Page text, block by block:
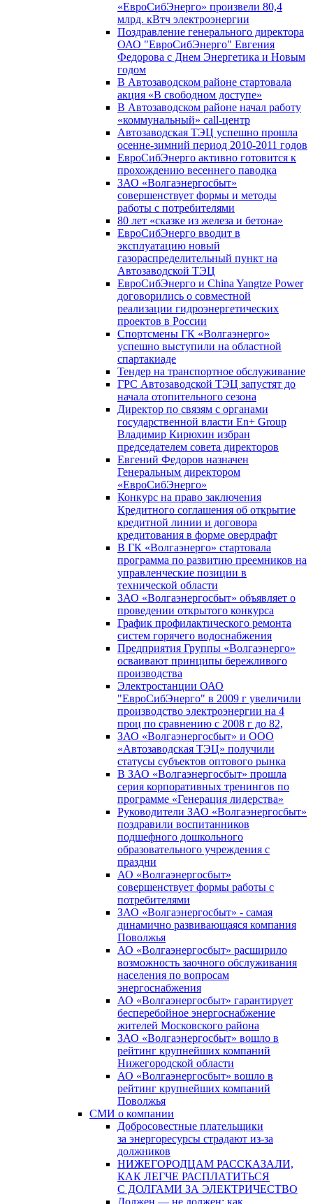
«ЕвроСибЭнерго» произвели 80,4
млрд. кВтч электроэнергии
Поздравление генерального директора
ОАО "ЕвроСибЭнерго" Евгения
Федорова с Днем Энергетика и Новым
годом
В Автозаводском районе стартовала
акция «В свободном доступе»
В Автозаводском районе начал работу
«коммунальный» call-центр
Автозаводская ТЭЦ успешно прошла
осенне-зимний период 2010-2011 годов
ЕвроСибЭнерго активно готовится к
прохождению весеннего паводка
ЗАО «Волгаэнергосбыт»
совершенствует формы и методы
работы с потребителями
80 лет «сказке из железа и бетона»
ЕвроСибЭнерго вводит в
эксплуатацию новый
газораспределительный пункт на
Автозаводской ТЭЦ
ЕвроСибЭнерго и China Yangtze Power
договорились о совместной
реализации гидроэнергетических
проектов в России
Спортсмены ГК «Волгаэнерго»
успешно выступили на областной
спартакиаде
Тендер на транспортное обслуживание
ГРС Автозаводской ТЭЦ запустят до
начала отопительного сезона
Директор по связям с органами
государственной власти En+ Group
Владимир Кирюхин избран
председателем совета директоров
Евгений Федоров назначен
Генеральным директором
«ЕвроСибЭнерго»
Конкурс на право заключения
Кредитного соглашения об открытие
кредитной линии и договора
кредитования в форме овердрафт
В ГК «Волгаэнерго» стартовала
программа по развитию преемников на
управленческие позиции в
технической области
ЗАО «Волгаэнергосбыт» объявляет о
проведении открытого конкурса
График профилактического ремонта
систем горячего водоснабжения
Предприятия Группы «Волгаэнерго»
осваивают принципы бережливого
производства
Электростанции ОАО
"ЕвроСибЭнерго" в 2009 г увеличили
производство электроэнергии на 4
проц по сравнению с 2008 г до 82,
ЗАО «Волгаэнергосбыт» и ООО
«Автозаводская ТЭЦ» получили
статусы субъектов оптового рынка
В ЗАО «Волгаэнергосбыт» прошла
серия корпоративных тренингов по
программе «Генерация лидерства»
Руководители ЗАО «Волгаэнергосбыт»
поздравили воспитанников
подшефного дошкольного
образовательного учреждения с
праздни
АО «Волгаэнергосбыт»
совершенствует формы работы с
потребителями
ЗАО «Волгаэнергосбыт» - самая
динамично развивающаяся компания
Поволжья
АО «Волгаэнергосбыт» расширило
возможность заочного обслуживания
населения по вопросам
энергоснабжения
АО «Волгаэнергосбыт» гарантирует
бесперебойное энергоснабжение
жителей Московского района
ЗАО «Волгаэнергосбыт» вошло в
рейтинг крупнейших компаний
Нижегородской области
АО «Волгаэнергосбыт» вошло в
рейтинг крупнейших компаний
Поволжья
СМИ о компании
Добросовестные плательщики
за энергоресурсы страдают из-за
должников
НИЖЕГОРОДЦАМ РАССКАЗАЛИ,
КАК ЛЕГЧЕ РАСПЛАТИТЬСЯ
С ДОЛГАМИ ЗА ЭЛЕКТРИЧЕСТВО